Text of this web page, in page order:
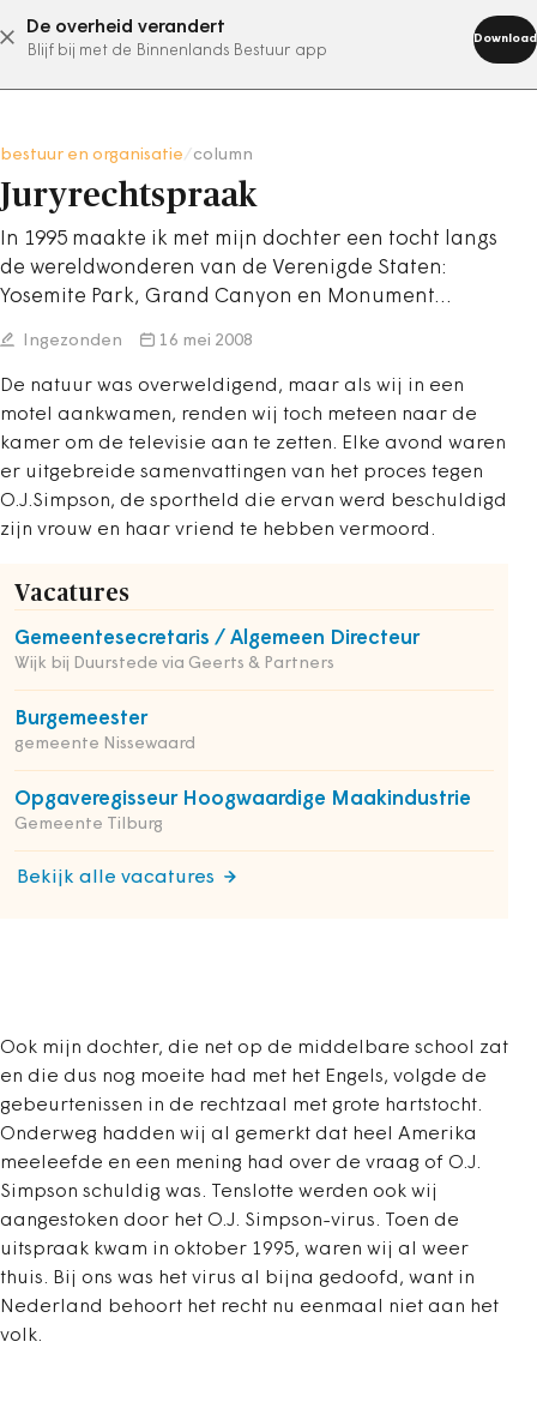
De overheid verandert
Blijf bij met de Binnenlands Bestuur app
Download
abonneer nu
bestuur en organisatie column
Juryrechtspraak
In 1995 maakte ik met mijn dochter een tocht langs
de wereldwonderen van de Verenigde Staten:
Yosemite Park, Grand Canyon en Monument…
Ingezonden 16 mei 2008
De natuur was overweldigend, maar als wij in een
motel aankwamen, renden wij toch meteen naar de
kamer om de televisie aan te zetten. Elke avond waren
er uitgebreide samenvattingen van het proces tegen
O.J.Simpson, de sportheld die ervan werd beschuldigd
zijn vrouw en haar vriend te hebben vermoord.
Vacatures
Gemeentesecretaris / Algemeen Directeur
Wijk bij Duurstede via Geerts & Partners
Burgemeester
gemeente Nissewaard
Opgaveregisseur Hoogwaardige Maakindustrie
Gemeente Tilburg
Bekijk alle vacatures
Ook mijn dochter, die net op de middelbare school zat
en die dus nog moeite had met het Engels, volgde de
gebeurtenissen in de rechtzaal met grote hartstocht.
Onderweg hadden wij al gemerkt dat heel Amerika
meeleefde en een mening had over de vraag of O.J.
Simpson schuldig was. Tenslotte werden ook wij
aangestoken door het O.J. Simpson-virus. Toen de
uitspraak kwam in oktober 1995, waren wij al weer
thuis. Bij ons was het virus al bijna gedoofd, want in
Nederland behoort het recht nu eenmaal niet aan het
volk.